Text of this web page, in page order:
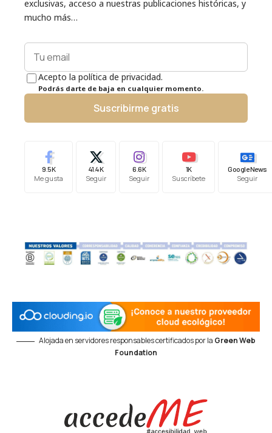
exclusivas, acceso a nuestras publicaciones históricas, y
mucho más…
Acepto la política de privacidad.
Podrás darte de baja en cualquier momento.
Suscribirme gratis
9.5K
Me gusta
41.4K
Seguir
6.6K
Seguir
1K
Suscríbete
Google News
Seguir
Alojada en servidores responsables certificados por la Green Web
Foundation